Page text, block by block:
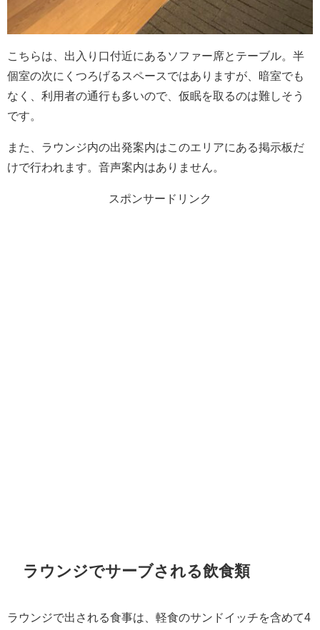
こちらは、出入り口付近にあるソファー席とテーブル。半
個室の次にくつろげるスペースではありますが、暗室でも
なく、利用者の通行も多いので、仮眠を取るのは難しそう
です。
また、ラウンジ内の出発案内はこのエリアにある掲示板だ
けで行われます。音声案内はありません。
スポンサードリンク
ラウンジでサーブされる飲食類
ラウンジで出される食事は、軽食のサンドイッチを含めて4